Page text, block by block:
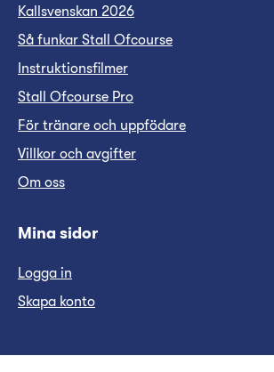
Kallsvenskan 2026
Så funkar Stall Ofcourse
Instruktionsfilmer
Stall Ofcourse Pro
För tränare och uppfödare
Villkor och avgifter
Om oss
Mina sidor
Logga in
Skapa konto